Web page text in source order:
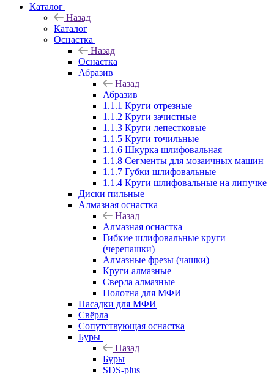
Каталог
Назад
Каталог
Оснастка
Назад
Оснастка
Абразив
Назад
Абразив
1.1.1 Круги отрезные
1.1.2 Круги зачистные
1.1.3 Круги лепестковые
1.1.5 Круги точильные
1.1.6 Шкурка шлифовальная
1.1.8 Сегменты для мозаичных машин
1.1.7 Губки шлифовальные
1.1.4 Круги шлифовальные на липучке
Диски пильные
Алмазная оснастка
Назад
Алмазная оснастка
Гибкие шлифовальные круги
(черепашки)
Алмазные фрезы (чашки)
Круги алмазные
Сверла алмазные
Полотна для МФИ
Насадки для МФИ
Свёрла
Сопутствующая оснастка
Буры
Назад
Буры
SDS-plus